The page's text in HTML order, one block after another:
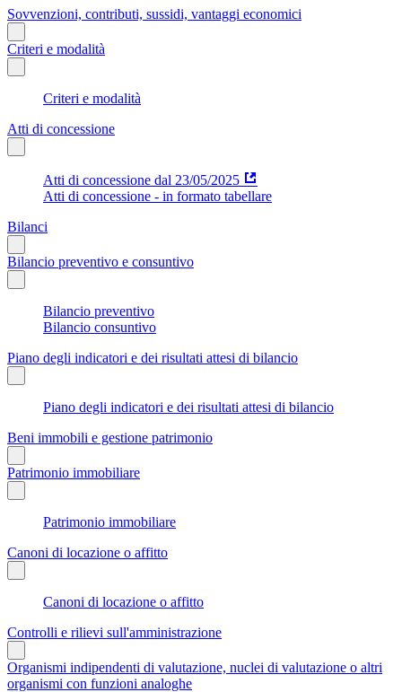
Sovvenzioni, contributi, sussidi, vantaggi economici
Criteri e modalità
Criteri e modalità
Atti di concessione
Atti di concessione dal 23/05/2025
Atti di concessione - in formato tabellare
Bilanci
Bilancio preventivo e consuntivo
Bilancio preventivo
Bilancio consuntivo
Piano degli indicatori e dei risultati attesi di bilancio
Piano degli indicatori e dei risultati attesi di bilancio
Beni immobili e gestione patrimonio
Patrimonio immobiliare
Patrimonio immobiliare
Canoni di locazione o affitto
Canoni di locazione o affitto
Controlli e rilievi sull'amministrazione
Organismi indipendenti di valutazione, nuclei di valutazione o altri
organismi con funzioni analoghe